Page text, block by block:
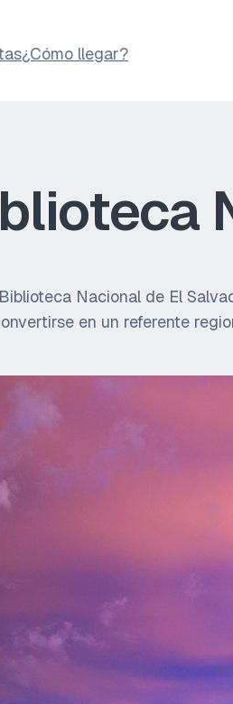
¿Cómo llegar?
Nacional de El
en un referente